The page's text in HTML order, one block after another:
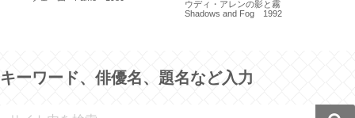
ウディ・アレンの影と霧
Shadows and Fog 1992
キーワード、俳優名、題名など入力